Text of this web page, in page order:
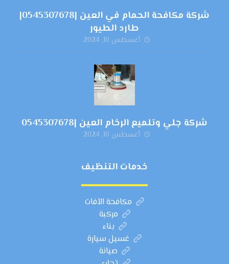
شركة مكافحة الحمام في العين |0545307678|
طارد الطيور
أغسطس 10, 2024
شركة جلي وتلميع الرخام العين |0545307678
أغسطس 10, 2024
خدمات التنظيف
مكافحة الآفات
مركبة
بناء
غسيل سيارة
صيانة